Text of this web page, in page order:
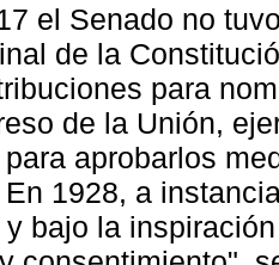
el Senado no
de la
para
de la Unión,
aprobarlos
1928, a
y bajo la